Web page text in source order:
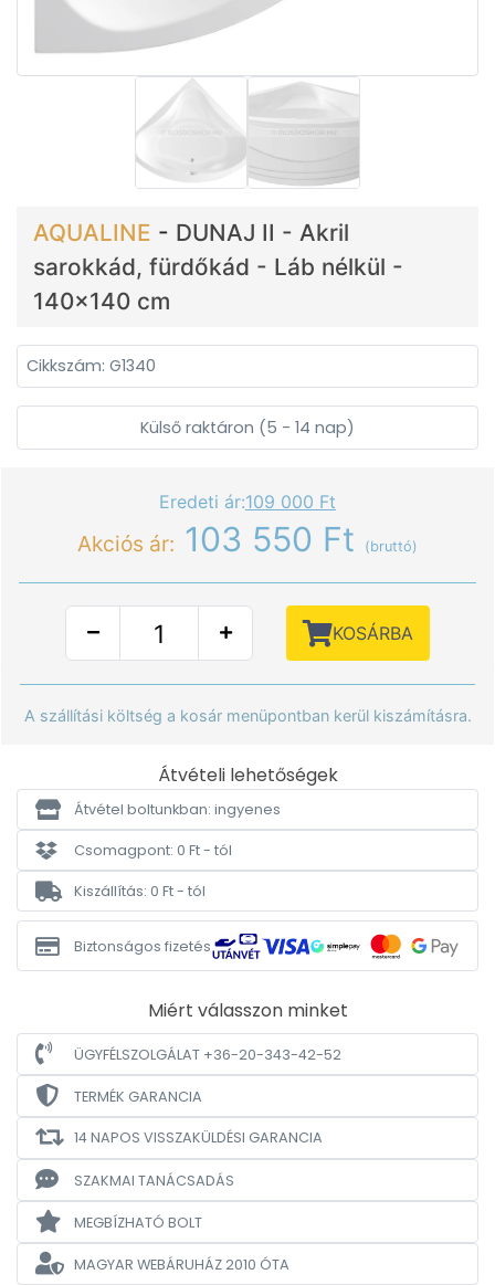
AQUALINE - DUNAJ II - Akril
sarokkád, fürdőkád - Láb nélkül -
140x140 cm
Cikkszám: G1340
Külső raktáron (5 - 14 nap)
Eredeti ár:109 000 Ft
Akciós ár: 103 550 Ft (bruttó)
KOSÁRBA
A szállítási költség a kosár menüpontban kerül kiszámításra.
Átvételi lehetőségek
Átvétel boltunkban: ingyenes
Csomagpont: 0 Ft - tól
Kiszállítás: 0 Ft - tól
Biztonságos fizetés
Miért válasszon minket
ÜGYFÉLSZOLGÁLAT +36-20-343-42-52
TERMÉK GARANCIA
14 NAPOS VISSZAKÜLDÉSI GARANCIA
SZAKMAI TANÁCSADÁS
MEGBÍZHATÓ BOLT
MAGYAR WEBÁRUHÁZ2010 ÓTA